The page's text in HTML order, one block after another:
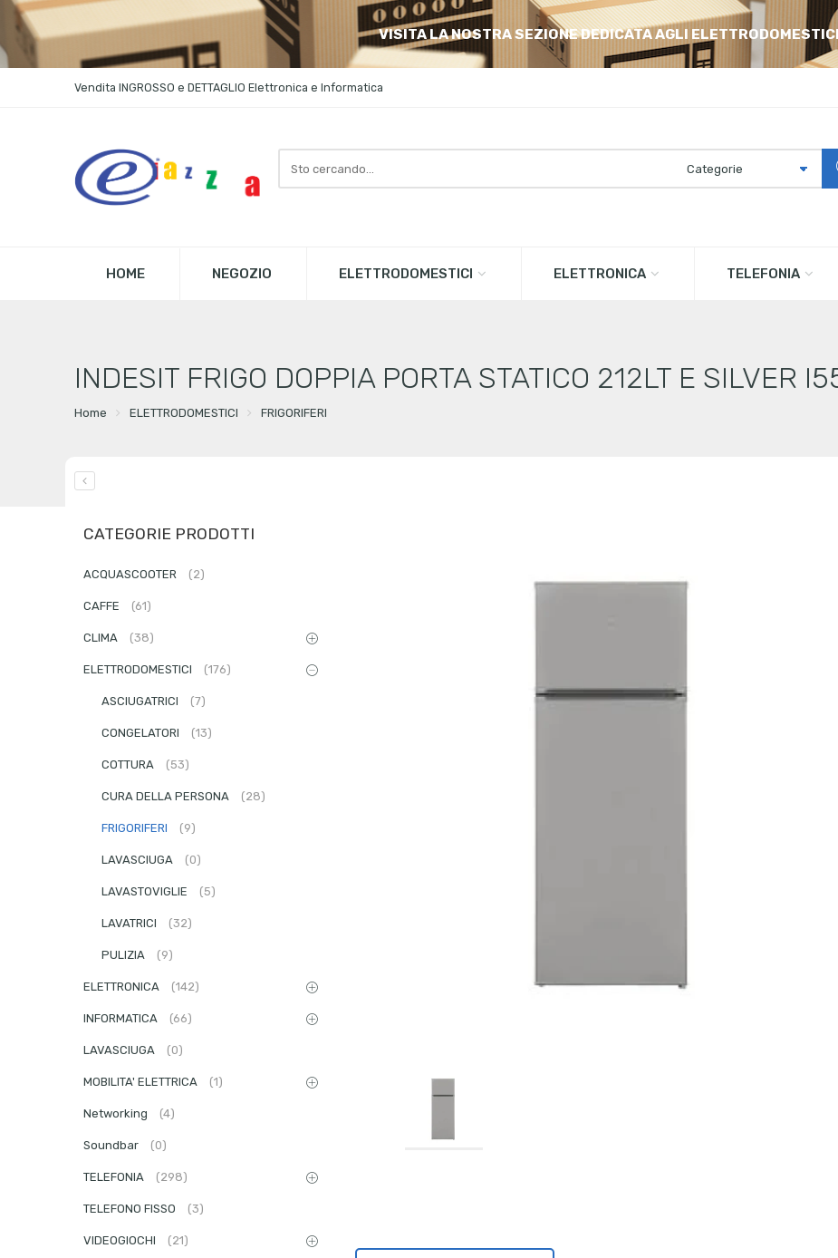
VISITA LA NOSTRA SEZIONE DEDICATA AGLI
Vendita INGROSSO e DETTAGLIO Elettronica e Informatica
here
HOME NEGOZIO ELETTRODOMESTICI ELETTRONICA TELEFONIA
INDESIT FRIGO DOPPIA PORTA STATICO 212LT E SILVER
Home ELETTRODOMESTICI FRIGORIFERI
CATEGORIE PRODOTTI
ACQUASCOOTER (2)
CAFFE (61)
CLIMA (38)
ELETTRODOMESTICI (176)
ASCIUGATRICI (7)
CONGELATORI (13)
COTTURA (53)
CURA DELLA PERSONA (28)
FRIGORIFERI (9)
LAVASCIUGA (0)
LAVASTOVIGLIE (5)
LAVATRICI (32)
PULIZIA (9)
ELETTRONICA (142)
INFORMATICA (66)
LAVASCIUGA (0)
MOBILITA' ELETTRICA (1)
Networking (4)
Soundbar (0)
TELEFONIA (298)
TELEFONO FISSO (3)
VIDEOGIOCHI (21)